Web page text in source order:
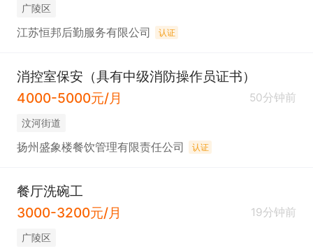
广陵区
江苏恒邦后勤服务有限公司 认证
消控室保安（具有中级消防操作员证书）
4000-5000元/月
50分钟前
汶河街道
扬州盛象楼餐饮管理有限责任公司 认证
餐厅洗碗工
3000-3200元/月
19分钟前
广陵区